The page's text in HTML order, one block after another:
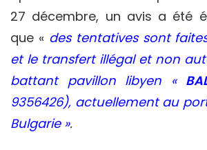
27 décembre, un avis a été
que « des tentatives sont
et le transfert illégal et non
battant pavillon libyen «
9356426), actuellement au
Bulgarie ».